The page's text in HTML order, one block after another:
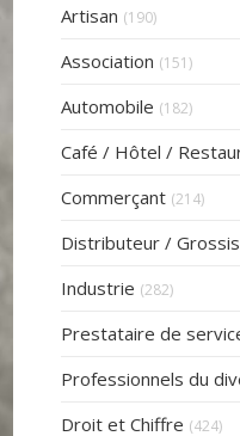
Artisan (190)Articles Count
Association (151)Articles
Automobile (182)Articles
Café / Hôtel /
Commerçant (214)
Distributeur /
Industrie (282)Articles
Prestataire de
Professionnels du
Droit et Chiffre (424)